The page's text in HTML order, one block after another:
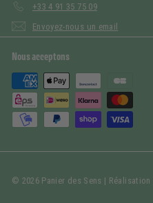
+33 4 91 35 75 09
Envoyez-nous un email
Nous acceptons
© 2026 Panier des Sens | Réalisation